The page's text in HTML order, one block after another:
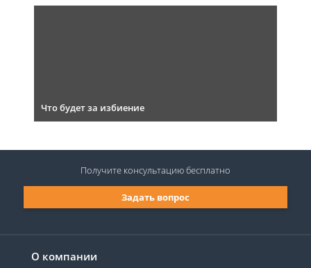
Что будет за избиение
О компании
Задать вопрос
Получите консультациюбесплатно